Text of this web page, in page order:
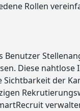
Rollen
Benutzer
Diese nahtlose
der